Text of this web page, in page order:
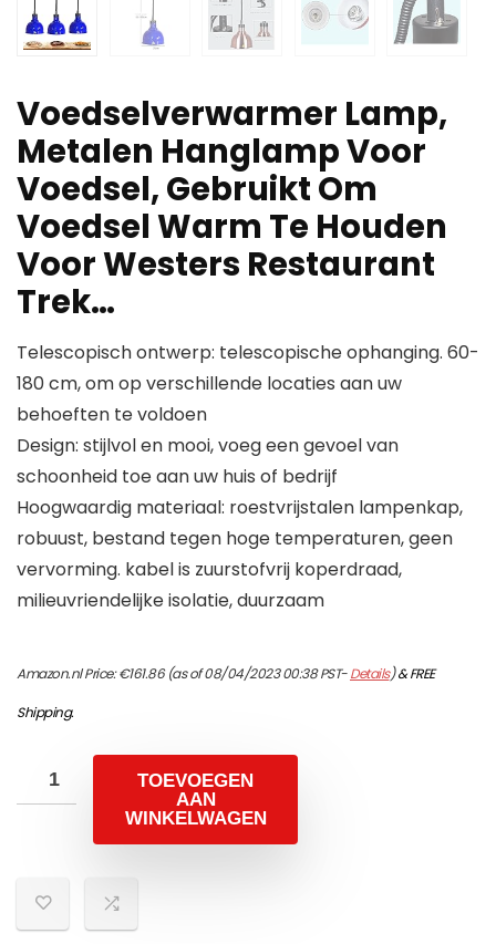
Voedselverwarmer Lamp,
Metalen Hanglamp Voor
Voedsel, Gebruikt Om
Voedsel Warm Te Houden
Voor Westers Restaurant
Trek…
Telescopisch ontwerp: telescopische ophanging. 60-
180 cm, om op verschillende locaties aan uw
behoeften te voldoen
Design: stijlvol en mooi, voeg een gevoel van
schoonheid toe aan uw huis of bedrijf
Hoogwaardig materiaal: roestvrijstalen lampenkap,
robuust, bestand tegen hoge temperaturen, geen
vervorming. kabel is zuurstofvrij koperdraad,
milieuvriendelijke isolatie, duurzaam
Amazon.nl Price:€161.86(as of 08/04/2023 00:38 PST-Details)&FREE
Shipping.
TOEVOEGEN
AAN
WINKELWAGEN